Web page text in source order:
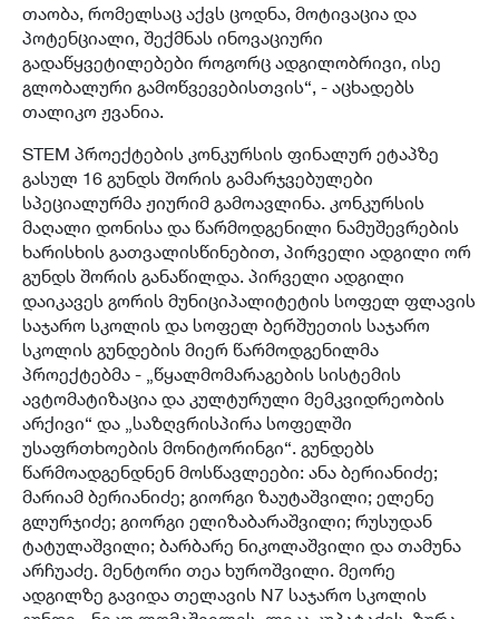
თაობა, რომელსაც აქვს ცოდნა, მოტივაცია და
პოტენციალი, შექმნას ინოვაციური
გადაწყვეტილებები როგორც ადგილობრივი, ისე
გლობალური გამოწვევებისთვის“, - აცხადებს
თალიკო ჟვანია.
STEM პროექტების კონკურსის ფინალურ ეტაპზე
გასულ 16 გუნდს შორის გამარჯვებულები
სპეციალურმა ჟიურიმ გამოავლინა. კონკურსის
მაღალი დონისა და წარმოდგენილი ნამუშევრების
ხარისხის გათვალისწინებით, პირველი ადგილი ორ
გუნდს შორის განაწილდა. პირველი ადგილი
დაიკავეს გორის მუნიციპალიტეტის სოფელ ფლავის
საჯარო სკოლის და სოფელ ბერშუეთის საჯარო
სკოლის გუნდების მიერ წარმოდგენილმა
პროექტებმა - „წყალმომარაგების სისტემის
ავტომატიზაცია და კულტურული მემკვიდრეობის
არქივი“ და „საზღვრისპირა სოფელში
უსაფრთხოების მონიტორინგი“. გუნდებს
წარმოადგენდნენ მოსწავლეები: ანა ბერიანიძე;
მარიამ ბერიანიძე; გიორგი ზაუტაშვილი; ელენე
გლურჯიძე; გიორგი ელიზაბარაშვილი; რუსუდან
ტატულაშვილი; ბარბარე ნიკოლაშვილი და თამუნა
არჩუაძე. მენტორი თეა ხუროშვილი. მეორე
ადგილზე გავიდა თელავის N7 საჯარო სკოლის